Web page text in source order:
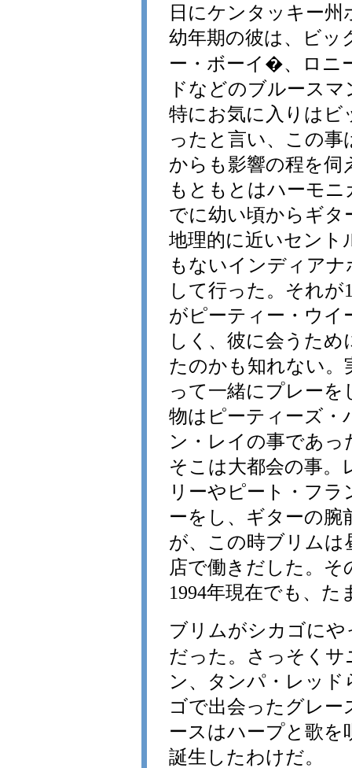
日にケンタッキー
幼年期の彼は、ビッ
ー・ボーイ�、ロニ
ドなどのブルース
特にお気に入りはビ
ったと言い、この
からも影響の程を伺
もともとはハーモ
でに幼い頃からギタ
地理的に近いセン
もないインディア
して行った。それが
がピーティー・ウ
しく、彼に会うた
たのかも知れない。
って一緒にプレー
物はピーティーズ・
ン・レイの事であ
そこは大都会の事
リーやピート・フ
ーをし、ギターの腕
が、この時ブリムは
店で働きだした。
1994年現在でも、
ブリムがシカゴにや
だった。さっそく
ン、タンパ・レッド
ゴで出会ったグレ
ースはハープと歌
誕生したわけだ。